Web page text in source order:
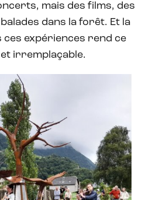
mais des films, des
dans la forêt. Et la
ces expériences rend ce
irremplaçable.